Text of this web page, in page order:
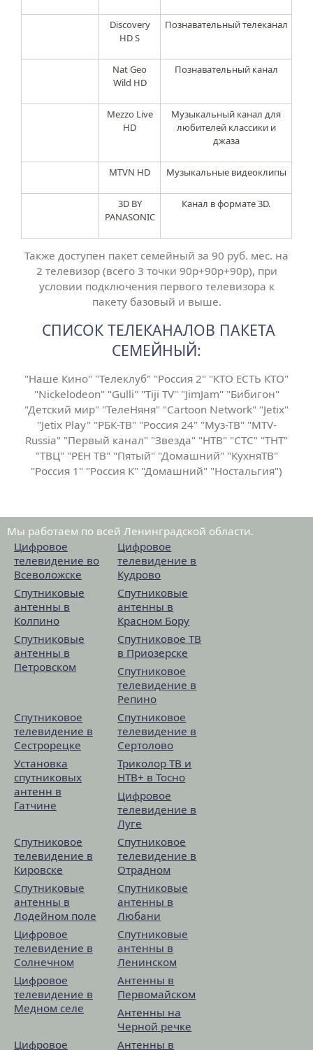
Discovery
HD S
Познавательный телеканал
Nat Geo
Wild HD
Познавательный канал
Mezzo Live
HD
Музыкальный канал для
любителей классики и
джаза
MTVN HD Музыкальные видеоклипы
3D BY
PANASONIC
Канал в формате 3D.
Также доступен пакет семейный за 90 руб. мес. на
2 телевизор (всего 3 точки 90р+90р+90р), при
условии подключения первого телевизора к
пакету базовый и выше.
СПИСОК ТЕЛЕКАНАЛОВ ПАКЕТА
СЕМЕЙНЫЙ:
"Наше Кино" "Телеклуб" "Россия 2" "КТО ЕСТЬ КТО"
"Nickelodeon" "Gulli" "Tiji TV" "JimJam" "Бибигон"
"Детский мир" "ТелеНяня" "Cartoon Network" "Jetix"
"Jetix Play" "РБК-ТВ" "Россия 24" "Муз-ТВ" "MTV-
Russia" "Первый канал" "Звезда" "НТВ" "СТС" "ТНТ"
"ТВЦ" "РЕН ТВ" "Пятый" "Домашний" "КухняТВ"
"Россия 1" "Россия К" "Домашний" "Ностальгия")
Мы работаем по всей Ленинградской области.
Цифровое
телевидение во
Всеволожске
Цифровое
телевидение в
Кудрово
Спутниковые
антенны в
Колпино
Спутниковые
антенны в
Красном Бору
Спутниковые
антенны в
Петровском
Спутниковое ТВ
в Приозерске
Спутниковое
телевидение в
Репино
Спутниковое
телевидение в
Сестрорецке
Спутниковое
телевидение в
Сертолово
Установка
спутниковых
антенн в
Гатчине
Триколор ТВ и
НТВ+ в Тосно
Цифровое
телевидение в
Луге
Спутниковое
телевидение в
Кировске
Спутниковое
телевидение в
Отрадном
Спутниковые
антенны в
Лодейном поле
Спутниковые
антенны в
Любани
Цифровое
телевидение в
Солнечном
Спутниковые
антенны в
Ленинском
Цифровое
телевидение в
Медном селе
Антенны в
Первомайском
Антенны на
Черной речке
Цифровое
Антенны в